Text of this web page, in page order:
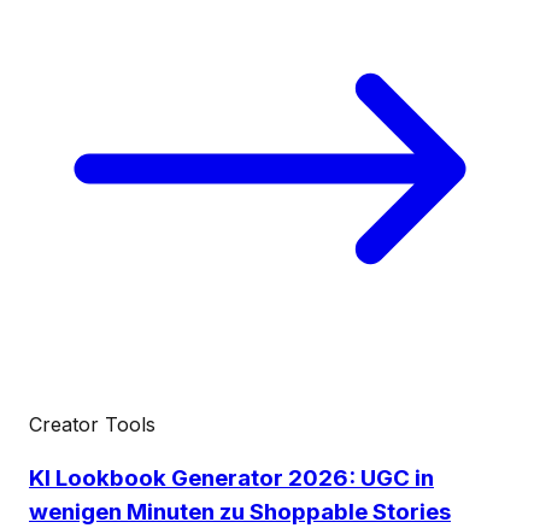
Creator Tools
KI Lookbook Generator 2026: UGC in
wenigen Minuten zu Shoppable Stories